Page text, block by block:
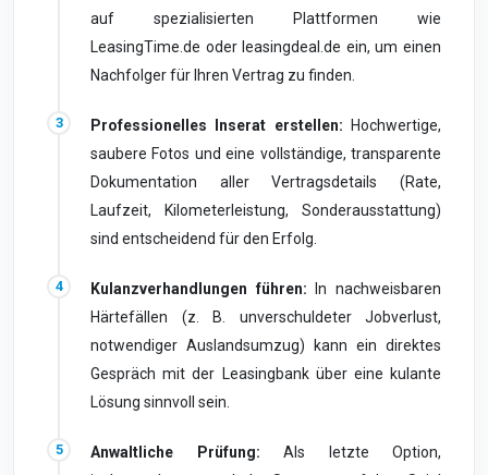
auf spezialisierten Plattformen wie
LeasingTime.de oder leasingdeal.de ein, um einen
Nachfolger für Ihren Vertrag zu finden.
Professionelles Inserat erstellen: Hochwertige,
saubere Fotos und eine vollständige, transparente
Dokumentation aller Vertragsdetails (Rate,
Laufzeit, Kilometerleistung, Sonderausstattung)
sind entscheidend für den Erfolg.
Kulanzverhandlungen führen: In nachweisbaren
Härtefällen (z. B. unverschuldeter Jobverlust,
notwendiger Auslandsumzug) kann ein direktes
Gespräch mit der Leasingbank über eine kulante
Lösung sinnvoll sein.
Anwaltliche Prüfung: Als letzte Option,